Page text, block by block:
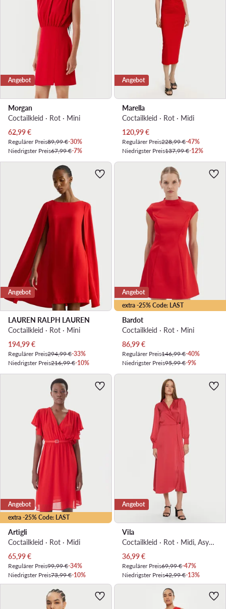
Angebot
Morgan
Coctailkleid · Rot · Mini
Aktueller Preis
62,99€
Regulärer Preis89,99 €-30%
Niedrigster Preis67,99 €-7%
Angebot
Marella
Coctailkleid · Rot · Midi
Aktueller Preis
120,99€
Regulärer Preis228,99 €-47%
Niedrigster Preis137,99 €-12%
Angebot
LAUREN RALPH LAUREN
Coctailkleid · Rot · Mini
Aktueller Preis
194,99€
Regulärer Preis294,99 €-33%
Niedrigster Preis216,99 €-10%
extra -25% Code: LAST
Angebot
Bardot
Coctailkleid · Rot · Mini
Aktueller Preis
86,99€
Regulärer Preis146,99 €-40%
Niedrigster Preis95,99 €-9%
extra -25% Code: LAST
Angebot
Artigli
Coctailkleid · Rot · Midi
Aktueller Preis
65,99€
Regulärer Preis99,99 €-34%
Niedrigster Preis73,99 €-10%
Angebot
Vila
Coctailkleid · Rot · Midi, Asymmetrisch
Aktueller Preis
36,99€
Regulärer Preis69,99 €-47%
Niedrigster Preis42,99 €-13%